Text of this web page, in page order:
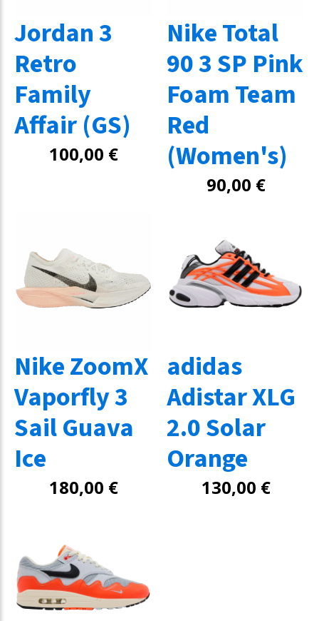
Jordan 3
Retro
Family
Affair (GS)
100,00 €
Nike Total
90 3 SP Pink
Foam Team
Red
(Women's)
90,00 €
Nike ZoomX
Vaporfly 3
Sail Guava
Ice
180,00 €
adidas
Adistar XLG
2.0 Solar
Orange
130,00 €